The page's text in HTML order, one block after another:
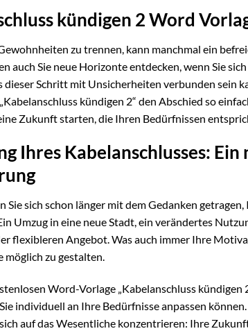
kündigen 2 Word
zu trennen, kann manchmal ein
auch Sie neue Horizonte entdecken, wenn Sie
dieser Schritt mit Unsicherheiten verbunden sein
kündigen 2“ den Abschied so
Zukunft starten, die Ihren Bedürfnissen
Ihres Kabelanschlusses:
Sie sich schon länger mit dem Gedanken
Umzug in eine neue Stadt, ein verändertes
flexibleren Angebot. Was auch immer Ihre
möglich zu gestalten.
Word-Vorlage „Kabelanschluss kündigen
individuell an Ihre Bedürfnisse anpassen
auf das Wesentliche konzentrieren: Ihre